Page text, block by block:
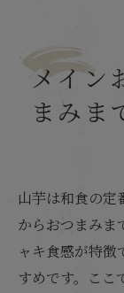
メイン
まみま
山芋は和食の定
からおつまみま
ャキ食感が特
すめです。ここ